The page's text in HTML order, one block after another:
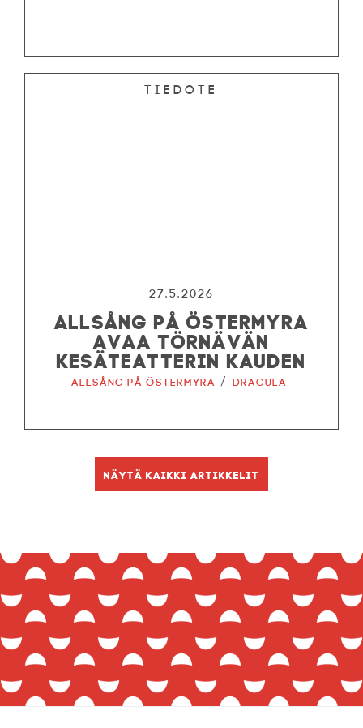
Tiedote
27.5.2026
ALLSÅNG PÅ ÖSTERMYRA
AVAA TÖRNÄVÄN
KESÄTEATTERIN KAUDEN
Allsång på Östermyra / Dracula
Näytä kaikki artikkelit